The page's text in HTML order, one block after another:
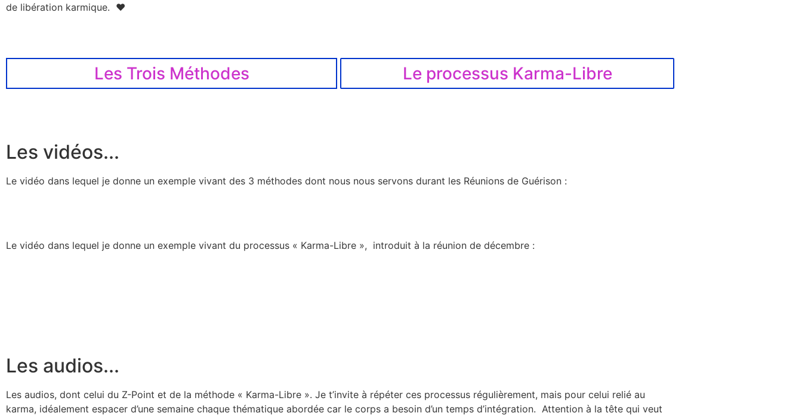
de libération karmique. ♥
Les Trois Méthodes Le processus Karma-Libre
Les vidéos...
Le vidéo dans lequel je donne un exemple vivant des 3 méthodes dont nous nous servons durant les Réunions de Guérison :
Le vidéo dans lequel je donne un exemple vivant du processus « Karma-Libre », introduit à la réunion de décembre :
Les audios...
Les audios, dont celui du Z-Point et de la méthode « Karma-Libre ». Je t’invite à répéter ces processus régulièrement, mais pour celui relié au
karma, idéalement espacer d’une semaine chaque thématique abordée car le corps a besoin d’un temps d’intégration. Attention à la tête qui veut